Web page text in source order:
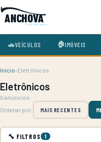
ANCHOVA
classificados
🚗VEÍCULOS 🏠IMÓVEIS
Início›Eletrônicos
Eletrônicos
0 anúncios
Ordenar por:
MAIS RECENTES
🔧 FILTROS 1